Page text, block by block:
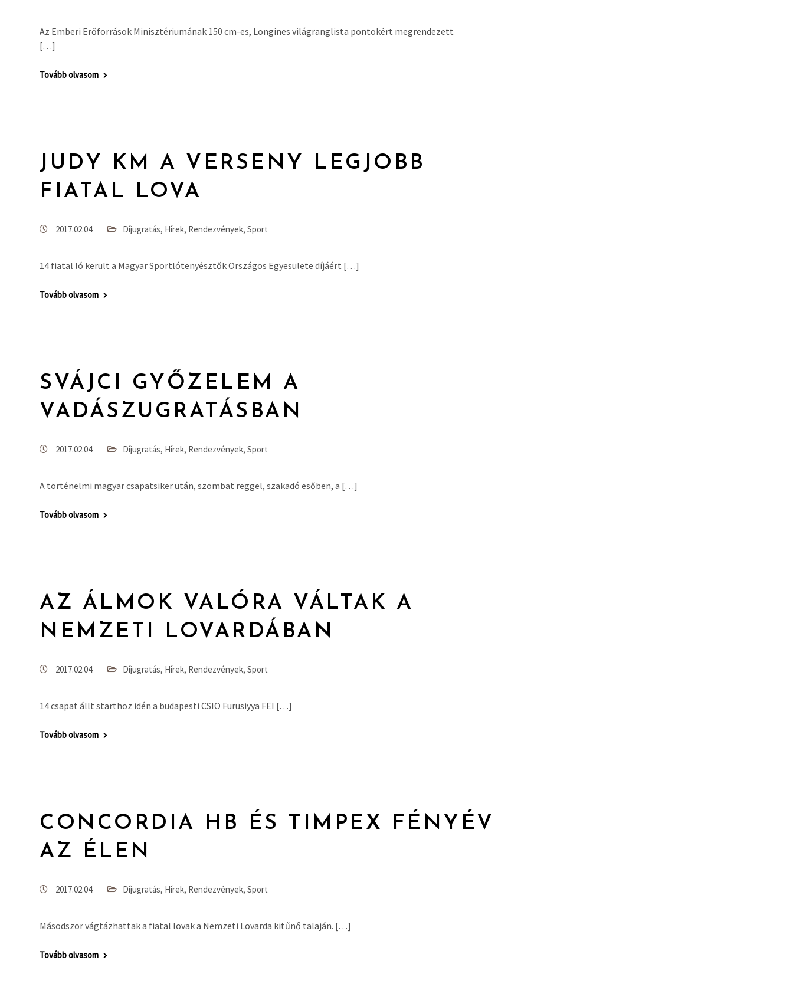
Az Emberi Erőforrások Minisztériumának 150 cm-es, Longines világranglista pontokért megrendezett
[…]
Tovább olvasom
JUDY KM A VERSENY LEGJOBB
FIATAL LOVA
2017.02.04. Díjugratás, Hírek, Rendezvények, Sport
14 fiatal ló került a Magyar Sportlótenyésztők Országos Egyesülete díjáért […]
Tovább olvasom
SVÁJCI GYŐZELEM A
VADÁSZUGRATÁSBAN
2017.02.04. Díjugratás, Hírek, Rendezvények, Sport
A történelmi magyar csapatsiker után, szombat reggel, szakadó esőben, a […]
Tovább olvasom
AZ ÁLMOK VALÓRA VÁLTAK A
NEMZETI LOVARDÁBAN
2017.02.04. Díjugratás, Hírek, Rendezvények, Sport
14 csapat állt starthoz idén a budapesti CSIO Furusiyya FEI […]
Tovább olvasom
CONCORDIA HB ÉS TIMPEX FÉNYÉV
AZ ÉLEN
2017.02.04. Díjugratás, Hírek, Rendezvények, Sport
Másodszor vágtázhattak a fiatal lovak a Nemzeti Lovarda kitűnő talaján. […]
Tovább olvasom